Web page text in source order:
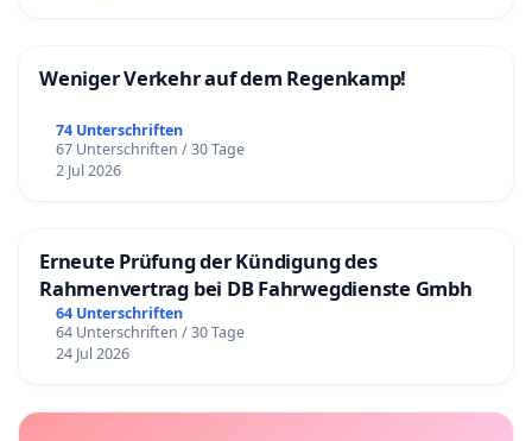
Weniger Verkehr auf dem Regenkamp!
74 Unterschriften
67 Unterschriften / 30 Tage
2 Jul 2026
Erneute Prüfung der Kündigung des
Rahmenvertrag bei DB Fahrwegdienste Gmbh
64 Unterschriften
64 Unterschriften / 30 Tage
24 Jul 2026